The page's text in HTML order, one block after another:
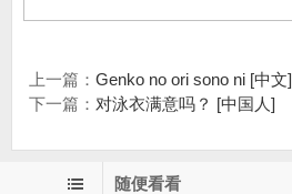
上一篇： Genko no ori sono ni [中文]
下一篇： 对泳衣满意吗？ [中国人]
随便看看